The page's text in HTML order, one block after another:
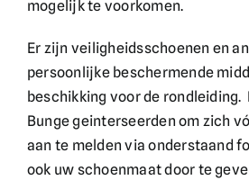
mogelijk te voorkomen.
Er zijn veiligheidsschoenen en
persoonlijke beschermende
beschikking voor de
Bunge geinterseerden om zich
aan te melden via onderstaand
ook uw schoenmaat door te